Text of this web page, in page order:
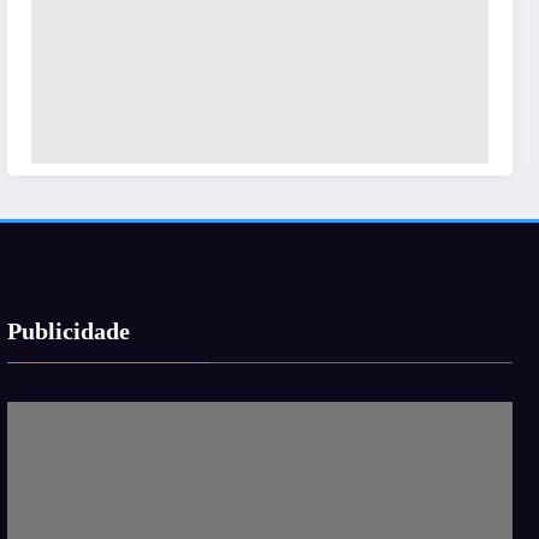
Publicidade